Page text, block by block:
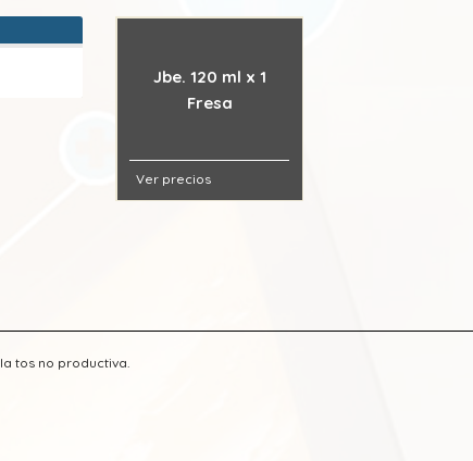
Jbe. 120 ml x 1
Fresa
Ver precios
tos no productiva.